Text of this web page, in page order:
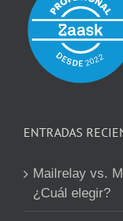
ENTRADAS
Mailrelay vs.
¿Cuál elegir?